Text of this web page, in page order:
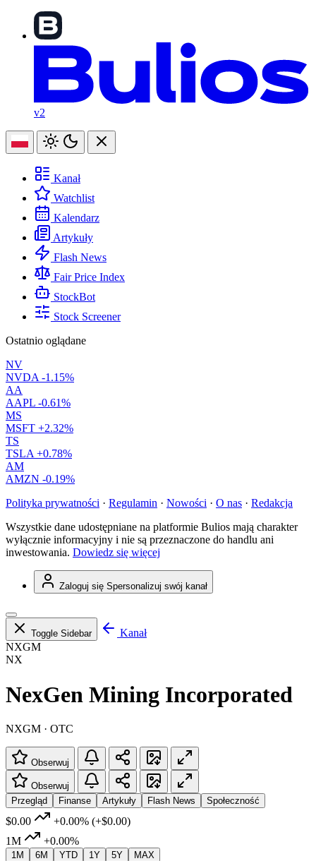
v2
Kanał
Watchlist
Kalendarz
Artykuły
Flash News
Fair Price Index
StockBot
Stock Screener
Ostatnio oglądane
NV
NVDA -1.15%
AA
AAPL -0.61%
MS
MSFT +2.32%
TS
TSLA +0.78%
AM
AMZN -0.19%
Polityka prywatności · Regulamin · Nowości · O nas · Redakcja
Wszystkie dane udostępniane na platformie Bulios mają charakter
wyłącznie informacyjny i nie są przeznaczone do handlu ani
inwestowania. Dowiedz się więcej
Zaloguj się Spersonalizuj swój kanał
Toggle Sidebar
Kanał
NXGM
NX
NexGen Mining Incorporated
NXGM · OTC
Obserwuj
Obserwuj
Przegląd
Finanse Artykuły Flash News Społeczność
$0.00 +0.00% (+$0.00)
1M
+0.00%
1M 6M YTD 1Y 5Y MAX